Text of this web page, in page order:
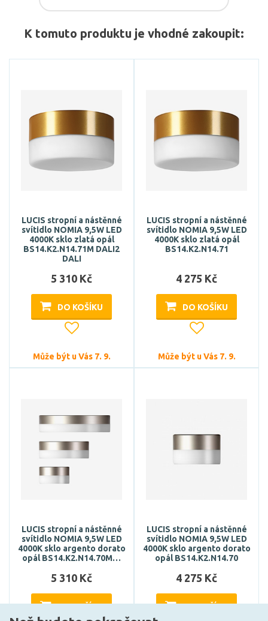
K tomuto produktu je vhodné zakoupit:
LUCIS stropní a nástěnné
svítidlo NOMIA 9,5W LED
4000K sklo zlatá opál
BS14.K2.N14.71M DALI2
DALI
5 310 Kč
DO KOŠÍKU
Může být u Vás 7. 9.
LUCIS stropní a nástěnné
svítidlo NOMIA 9,5W LED
4000K sklo zlatá opál
BS14.K2.N14.71
4 275 Kč
DO KOŠÍKU
Může být u Vás 7. 9.
LUCIS stropní a nástěnné
svítidlo NOMIA 9,5W LED
4000K sklo argento dorato
opál BS14.K2.N14.70M…
5 310 Kč
DO KOŠÍKU
LUCIS stropní a nástěnné
svítidlo NOMIA 9,5W LED
4000K sklo argento dorato
opál BS14.K2.N14.70
4 275 Kč
DO KOŠÍKU